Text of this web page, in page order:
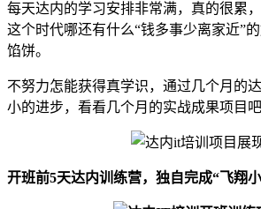
每天达内的学习安排非常满，真的很累
这个时代哪还有什么“钱多事少离家近”
馅饼。
不努力怎能获得真学识，通过几个月的
小的进步，看看几个月的实战成果项目吧
开班前5天达内训练营，独自完成“飞翔小